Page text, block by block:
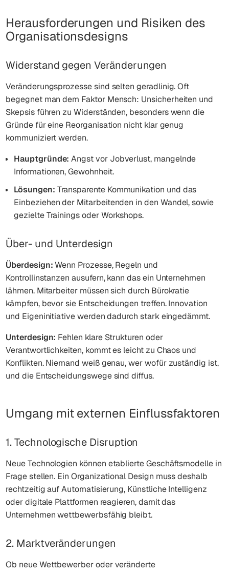
Herausforderungen und Risiken des
Organisationsdesigns
Widerstand gegen Veränderungen
Veränderungsprozesse sind selten geradlinig. Oft
begegnet man dem Faktor Mensch: Unsicherheiten und
Skepsis führen zu Widerständen, besonders wenn die
Gründe für eine Reorganisation nicht klar genug
kommuniziert werden.
Hauptgründe: Angst vor Jobverlust, mangelnde
Informationen, Gewohnheit.
Lösungen: Transparente Kommunikation und das
Einbeziehen der Mitarbeitenden in den Wandel, sowie
gezielte Trainings oder Workshops.
Über- und Unterdesign
Überdesign:Wenn Prozesse, Regeln und
Kontrollinstanzen ausufern, kann das ein Unternehmen
lähmen. Mitarbeiter müssen sich durch Bürokratie
kämpfen, bevor sie Entscheidungen treffen. Innovation
und Eigeninitiative werden dadurch stark eingedämmt.
Unterdesign: Fehlen klare Strukturen oder
Verantwortlichkeiten, kommt es leicht zu Chaos und
Konflikten. Niemand weiß genau, wer wofür zuständig ist,
und die Entscheidungswege sind diffus.
Umgang mit externen Einflussfaktoren
1. Technologische Disruption
Neue Technologien können etablierte Geschäftsmodelle in
Frage stellen. Ein Organizational Design muss deshalb
rechtzeitig auf Automatisierung, Künstliche Intelligenz
oder digitale Plattformen reagieren, damit das
Unternehmen wettbewerbsfähig bleibt.
2. Marktveränderungen
Ob neue Wettbewerber oder veränderte